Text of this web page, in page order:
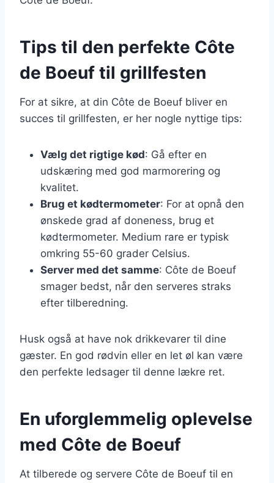
Tips til den perfekte Côte
de Boeuf til grillfesten
For at sikre, at din Côte de Boeuf bliver en
succes til grillfesten, er her nogle nyttige tips:
Vælg det rigtige kød: Gå efter en
udskæring med god marmorering og
kvalitet.
Brug et kødtermometer: For at opnå den
ønskede grad af doneness, brug et
kødtermometer. Medium rare er typisk
omkring 55-60 grader Celsius.
Server med det samme: Côte de Boeuf
smager bedst, når den serveres straks
efter tilberedning.
Husk også at have nok drikkevarer til dine
gæster. En god rødvin eller en let øl kan være
den perfekte ledsager til denne lækre ret.
En uforglemmelig oplevelse
med Côte de Boeuf
At tilberede og servere Côte de Boeuf til en